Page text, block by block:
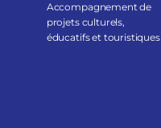
Accompagnement de
projets culturels,
éducatifs et touristiques